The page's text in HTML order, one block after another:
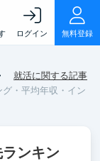
ログイン 無料登録
就活に関する記事
・平均年収・イン
ンキン